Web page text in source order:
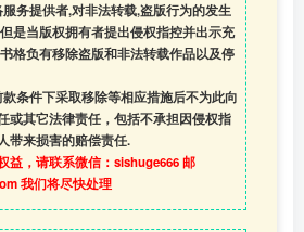
服务提供者,对非法转载,盗版行为的发生
是当版权拥有者提出侵权指控并出示充
格负有移除盗版和非法转载作品以及停
款条件下采取移除等相应措施后不为此向
或其它法律责任，包括不承担因侵权指
带来损害的赔偿责任.
益，请联系微信：sishuge666 邮
我们将尽快处理